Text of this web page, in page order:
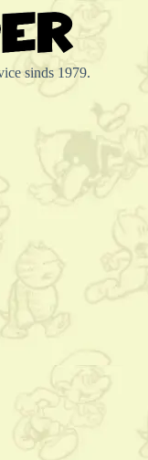
sinds 1979.